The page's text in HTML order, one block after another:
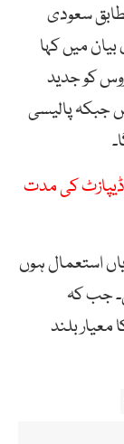
سعودی
میں کہا
کوجدید
جبکہپالیسی
کیلئے 3 ارب ڈالرز ڈیپازٹ کی مدت
استعمالہوں
جب کہ
معیاربلند